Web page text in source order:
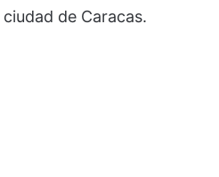
de Caracas.